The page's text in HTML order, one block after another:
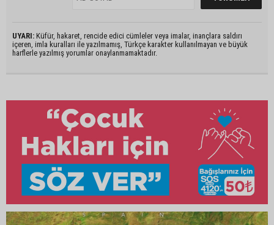
UYARI: Küfür, hakaret, rencide edici cümleler veya imalar, inançlara saldırı
içeren, imla kuralları ile yazılmamış, Türkçe karakter kullanılmayan ve büyük
harflerle yazılmış yorumlar onaylanmamaktadır.